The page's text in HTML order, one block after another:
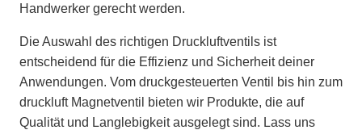
Handwerker gerecht werden.
Die Auswahl des richtigen Druckluftventils ist
entscheidend für die Effizienz und Sicherheit deiner
Anwendungen. Vom druckgesteuerten Ventil bis hin zum
druckluft Magnetventil bieten wir Produkte, die auf
Qualität und Langlebigkeit ausgelegt sind. Lass uns